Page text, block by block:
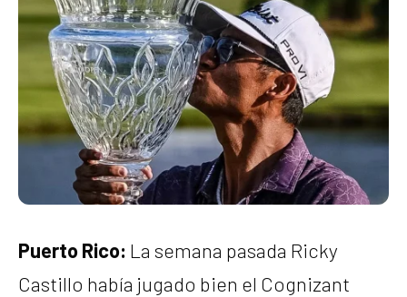
Puerto Rico: La semana pasada Ricky
Castillo había jugado bien el Cognizant